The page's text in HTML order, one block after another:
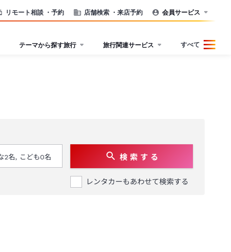
リモート相談 ・予約 店舗検索 ・来店予約 会員サービス
テーマから探す旅行 旅行関連サービス すべて
検 索 す る
レンタカーもあわせて検索する